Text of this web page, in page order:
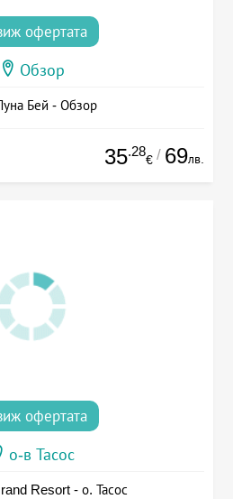
офертата
Обзор
Бей - Обзор
35.28
€ / 69лв.
офертата
о-в Тасос
Resort - о. Тасос